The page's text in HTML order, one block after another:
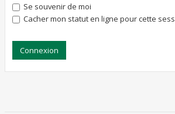
Se souvenir de moi
Cacher mon statut en ligne pour cette